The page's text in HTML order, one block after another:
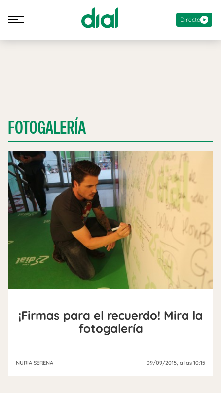
Directo
FOTOGALERÍA
¡Firmas para el recuerdo! Mira la
fotogalería
NURIA SERENA 09/09/2015 , a las 10:15